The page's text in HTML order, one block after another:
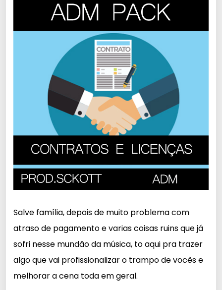
Salve família, depois de muito problema com
atraso de pagamento e varias coisas ruins que já
sofri nesse mundão da música, to aqui pra trazer
algo que vai profissionalizar o trampo de vocês e
melhorar a cena toda em geral.